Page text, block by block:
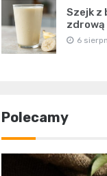
Szejk z
zdrową
6
Polecamy